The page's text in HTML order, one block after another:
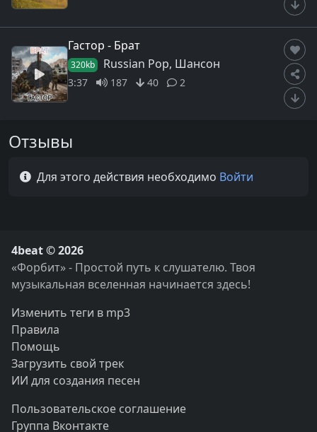
Гастор - Брат
320kb Russian Pop, Шансон
3:37 187 40 2
Отзывы
Для этого действия необходимо Войти
4beat © 2026
«Форбит» - Простой путь к слушателю. Твоя
музыкальная вселенная начинается здесь!
Изменить теги в mp3
Правила
Помощь
Загрузить свой трек
ИИ для создания песен
Пользовательское соглашение
Группа Вконтакте